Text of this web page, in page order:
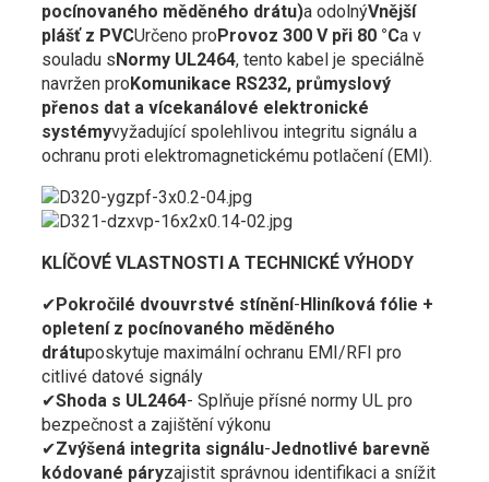
pocínovaného měděného drátu)a odolnýVnější
plášť z PVCUrčeno proProvoz 300 V při 80 °Ca v
souladu sNormy UL2464, tento kabel je speciálně
navržen proKomunikace RS232, průmyslový
přenos dat a vícekanálové elektronické
systémyvyžadující spolehlivou integritu signálu a
ochranu proti elektromagnetickému potlačení (EMI).
KLÍČOVÉ VLASTNOSTI A TECHNICKÉ VÝHODY
✔Pokročilé dvouvrstvé stínění-Hliníková fólie +
opletení z pocínovaného měděného
drátuposkytuje maximální ochranu EMI/RFI pro
citlivé datové signály
✔Shoda s UL2464- Splňuje přísné normy UL pro
bezpečnost a zajištění výkonu
✔Zvýšená integrita signálu-Jednotlivé barevně
kódované páryzajistit správnou identifikaci a snížit